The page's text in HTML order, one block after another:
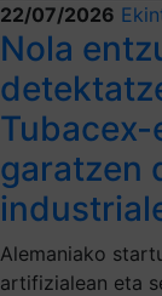
22/07/2026
Nola
Tubacex-
garatzen
Alemaniako
artifizialean eta